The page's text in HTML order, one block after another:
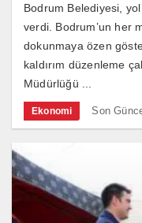
Bodrum Belediyesi, yol
verdi. Bodrum’un her
dokunmaya özen
kaldırım düzenleme
Müdürlüğü ...
Ekonomi Son